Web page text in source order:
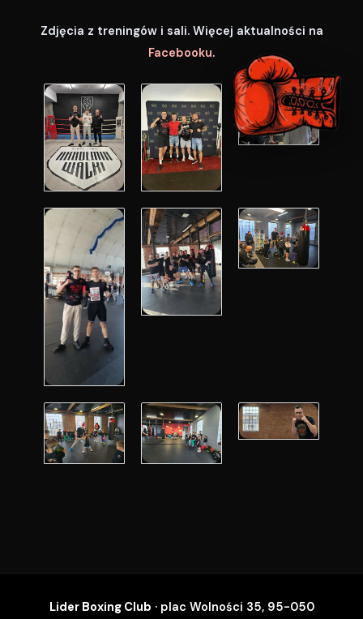
Zdjęcia z treningów i sali. Więcej aktualności na
Facebooku.
SZYBKI ZAPIS
Lider Boxing Club · plac Wolności 35, 95-050